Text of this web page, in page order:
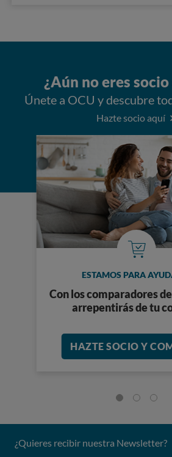
¿Aún no eres socio
Únete a OCU y descubre
Hazte socio aquí
ESTAMOS PARA
Con los comparadores
arrepentirás de tu
HAZTE SOCIO Y
¿Quieres recibir nuestra Newsletter?